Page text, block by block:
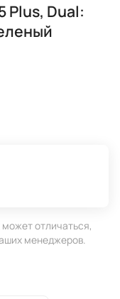
Plus, Dual:
отличаться,
менеджеров.